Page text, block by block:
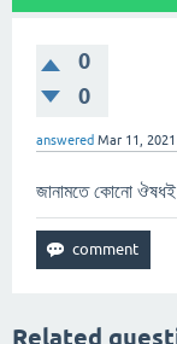
0
0
answered Mar 11, 2021
জানামতে কোনো
Related